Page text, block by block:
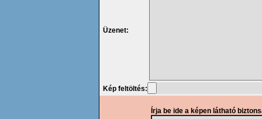
Üzenet:
Kép feltöltés:
Írja be ide a képen látható